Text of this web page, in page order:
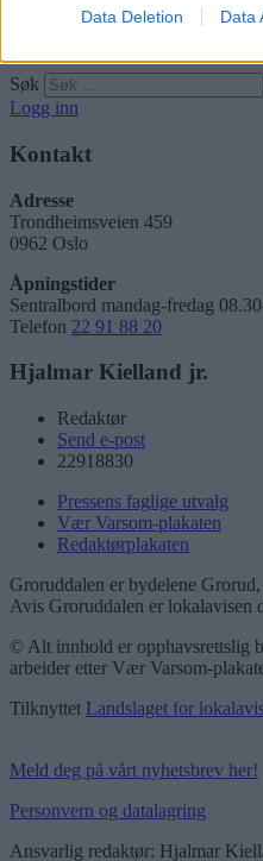
Data Deletion Data
Søk
Logg inn
Kontakt
Adresse
Trondheimsveien 459
0962 Oslo
Åpningstider
Sentralbord mandag-fredag
Telefon 22 91 88 20
Hjalmar Kielland jr.
Redaktør
Send e-post
22918830
Pressens faglige utvalg
Vær Varsom-plakaten
Redaktørplakaten
Groruddalen er bydelene
Avis Groruddalen er lokalavisen
© Alt innhold er opphavsrettslig
arbeider etter Vær Varsom-
Tilknyttet Landslaget for
Meld deg på vårt nyhetsbrev her!
Personvern og datalagring
Ansvarlig redaktør: Hjalmar